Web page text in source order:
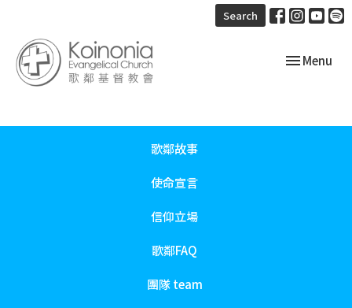
Search
Toggle
Menu
歌鄰故事
使命宣言
信仰立場
歌鄰FAQ
團隊 team